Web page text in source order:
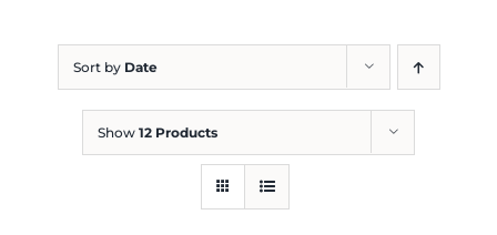
Sort by Date
Show 12 Products